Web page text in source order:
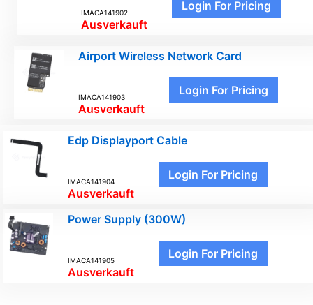
IMACA141902
Ausverkauft
Login For Pricing
Airport Wireless Network Card
IMACA141903
Ausverkauft
Login For Pricing
Edp Displayport Cable
IMACA141904
Ausverkauft
Login For Pricing
Power Supply (300W)
IMACA141905
Ausverkauft
Login For Pricing